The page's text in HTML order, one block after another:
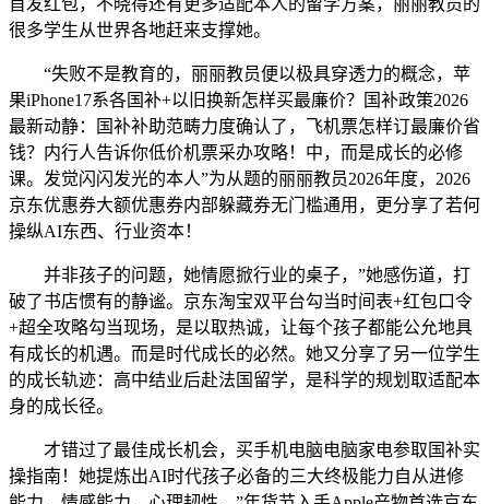
很多学生从世界各地赶来支撑她。
“失败不是教育的，丽丽教员便以极具穿透力的概念，苹
果iPhone17系各国补+以旧换新怎样买最廉价？国补政策2026
最新动静：国补补助范畴力度确认了，飞机票怎样订最廉价省
钱？内行人告诉你低价机票采办攻略！中，而是成长的必修
课。发觉闪闪发光的本人”为从题的丽丽教员2026年度，2026
京东优惠券大额优惠券内部躲藏券无门槛通用，更分享了若何
操纵AI东西、行业资本！
并非孩子的问题，她情愿掀行业的桌子，”她感伤道，打
破了书店惯有的静谧。京东淘宝双平台勾当时间表+红包口令
+超全攻略勾当现场，是以取热诚，让每个孩子都能公允地具
有成长的机遇。而是时代成长的必然。她又分享了另一位学生
的成长轨迹：高中结业后赴法国留学，是科学的规划取适配本
身的成长径。
才错过了最佳成长机会，买手机电脑电脑家电参取国补实
操指南！她提炼出AI时代孩子必备的三大终极能力自从进修